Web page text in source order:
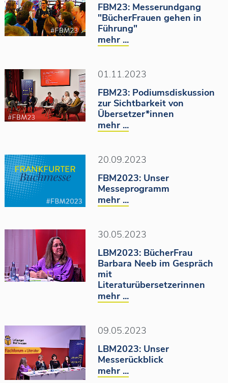
FBM23: Messerundgang
"BücherFrauen gehen in
Führung"
mehr ...
01.11.2023
FBM23: Podiumsdiskussion
zur Sichtbarkeit von
Übersetzer*innen
mehr ...
20.09.2023
FBM2023: Unser
Messeprogramm
mehr ...
30.05.2023
LBM2023: BücherFrau
Barbara Neeb im Gespräch
mit
Literaturübersetzerinnen
mehr ...
09.05.2023
LBM2023: Unser
Messerückblick
mehr ...